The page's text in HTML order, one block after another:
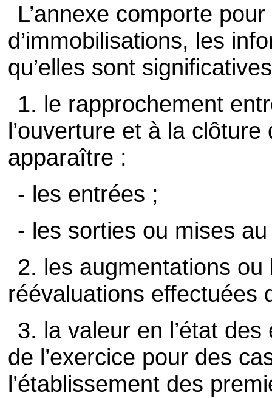
L’annexe comporte
d’immobilisations, les
qu’elles sont
1. le rapprochement
l’ouverture et à la clôture
apparaître :
- les entrées ;
- les sorties ou mises
2. les augmentations
réévaluations effectuées
3. la valeur en l’état des
de l’exercice pour des
l’établissement des